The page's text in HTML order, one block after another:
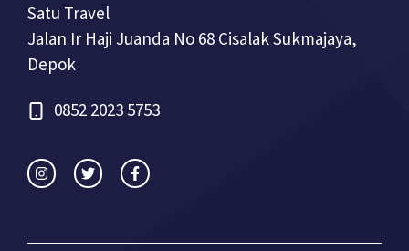
Satu Travel
Jalan Ir Haji Juanda No 68 Cisalak Sukmajaya,
Depok
0852 2023 5753